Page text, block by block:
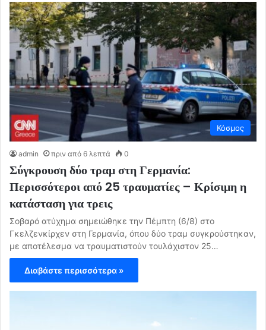
Κόσμος
admin πριν από 6 λεπτά 0
Σύγκρουση δύο τραμ στη Γερμανία:
Περισσότεροι από 25 τραυματίες – Κρίσιμη η
κατάσταση για τρεις
Σοβαρό ατύχημα σημειώθηκε την Πέμπτη (6/8) στο
Γκελζενκίρχεν στη Γερμανία, όπου δύο τραμ συγκρούστηκαν,
με αποτέλεσμα να τραυματιστούν τουλάχιστον 25…
Διαβάστε περισσότερα »